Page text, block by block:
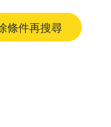
條件再搜尋